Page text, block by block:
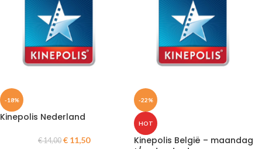
-18%
Kinepolis Nederland
€14,00 € 11,50
-22%
HOT
Kinepolis België – maandag